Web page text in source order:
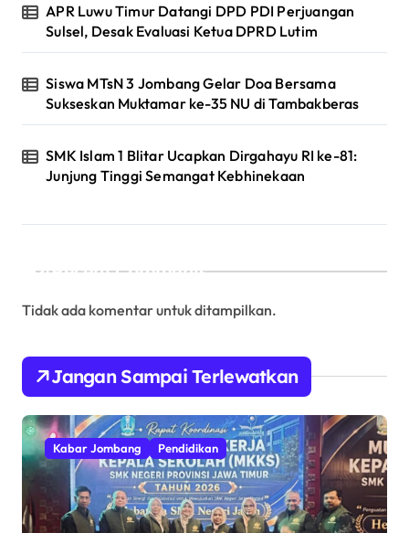
APR Luwu Timur Datangi DPD PDI Perjuangan
Sulsel, Desak Evaluasi Ketua DPRD Lutim
Siswa MTsN 3 Jombang Gelar Doa Bersama
Sukseskan Muktamar ke-35 NU di Tambakberas
SMK Islam 1 Blitar Ucapkan Dirgahayu RI ke-81:
Junjung Tinggi Semangat Kebhinekaan
Recent Comments
Tidak ada komentar untuk ditampilkan.
Jangan Sampai Terlewatkan
Kabar Jombang Pendidikan